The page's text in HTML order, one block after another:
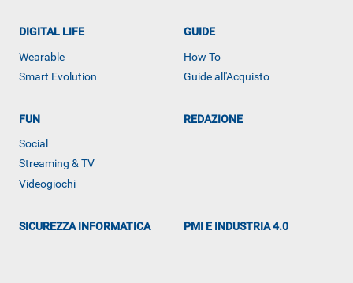
DIGITAL LIFE
Wearable
Smart Evolution
GUIDE
How To
Guide all'Acquisto
FUN
Social
Streaming & TV
Videogiochi
REDAZIONE
SICUREZZA INFORMATICA PMI E INDUSTRIA 4.0